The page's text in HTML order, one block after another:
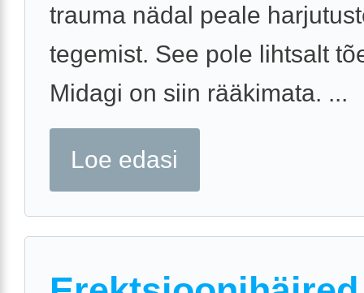
trauma nädal peale
tegemist. See pole lihtsalt
Midagi on siin rääkimata. ...
Loe edasi